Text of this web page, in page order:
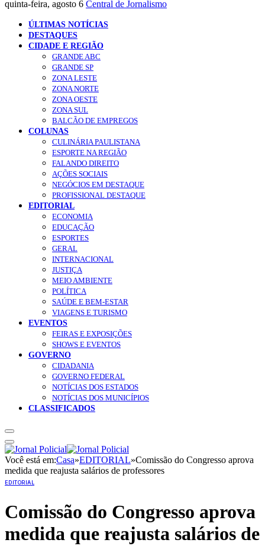
quinta-feira, agosto 6 Central de Jornalismo
ÚLTIMAS NOTÍCIAS
DESTAQUES
CIDADE E REGIÃO
GRANDE ABC
GRANDE SP
ZONA LESTE
ZONA NORTE
ZONA OESTE
ZONA SUL
BALCÃO DE EMPREGOS
COLUNAS
CULINÁRIA PAULISTANA
ESPORTE NA REGIÃO
FALANDO DIREITO
AÇÕES SOCIAIS
NEGÓCIOS EM DESTAQUE
PROFISSIONAL DESTAQUE
EDITORIAL
ECONOMIA
EDUCAÇÃO
ESPORTES
GERAL
INTERNACIONAL
JUSTIÇA
MEIO AMBIENTE
POLÍTICA
SAÚDE E BEM-ESTAR
VIAGENS E TURISMO
EVENTOS
FEIRAS E EXPOSIÇÕES
SHOWS E EVENTOS
GOVERNO
CIDADANIA
GOVERNO FEDERAL
NOTÍCIAS DOS ESTADOS
NOTÍCIAS DOS MUNICÍPIOS
CLASSIFICADOS
Você está em:Casa»EDITORIAL»Comissão do Congresso aprova
medida que reajusta salários de professores
EDITORIAL
Comissão do Congresso aprova
medida que reajusta salários de